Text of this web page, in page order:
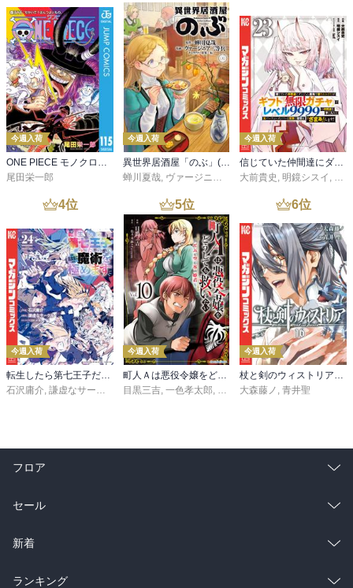
今週入荷
ONE PIECE モノクロ版 115
尾田栄一郎
今週入荷
異世界居酒屋「のぶ」(22)
蝉川夏哉, ヴァージニア二等兵 ,転
今週入荷
信じていた仲間達にダンジョン奥地で殺されかけたがギフト『無限ガチャ』でレベル９９９９の仲間達を手に入れて元パーティーメンバーと世界に復讐＆『ざまぁ！』します！（２３）
大前貴史 , 明鏡シスイ , ｔ
4位
今週入荷
石沢庸介 謙虚なサークル メル。
5位
今週入荷
目黒三吉 一色孝太郎 Parum
6位
今週入荷
大森藤ノ 青井聖
フロア
総合
ラノベ
雑誌・グラビア
セール
総合
ラノベ
新着
総合
ランキング